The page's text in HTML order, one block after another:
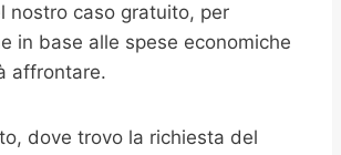
nostro caso gratuito, per
in base alle spese economiche
affrontare.
dove trovo la richiesta del